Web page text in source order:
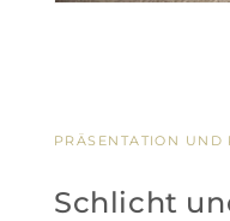
PRÄSENTATION
Schlicht